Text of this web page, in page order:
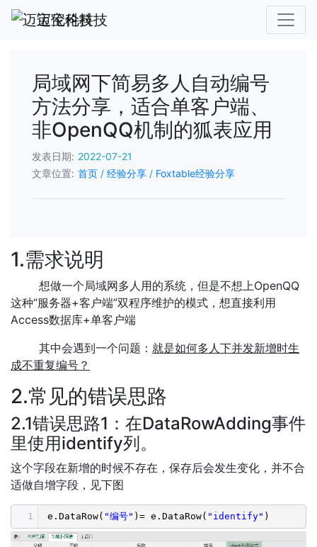
迈宝伦科技
局域网下简易多人自动编号
方法分享，适合单客户端、
非OpenQQ机制的狐表应用
发表日期: 2022-07-21
文章位置: 首页 / 经验分享 / Foxtable经验分享
1.需求说明
想做一个局域网多人用的系统，但是不想上OpenQQ
这种“服务器+客户端”双程序维护的模式，想直接利用
Access数据库+单客户端
其中会遇到一个问题： 就是如何多人下并发新增时生
成不重复编号？
2.常见的错误思路
2.1错误思路1：在DataRowAdding事件
里使用identify列。
这个字段在新增的时候不存在，保存后会发生变化，并不合
适做自增字段，见下图
1 e.DataRow( "编号" )= e.DataRow( "identify" )